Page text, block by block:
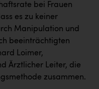
bei Frauen
es zu keiner
Manipulation und
beeinträchtigten
Loimer,
Ärztlicher Leiter, die
zusammen.